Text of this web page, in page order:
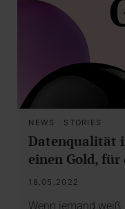
NEWS · STORIES
Datenqualität
einen Gold,
18.05.2022
Wenn jemand